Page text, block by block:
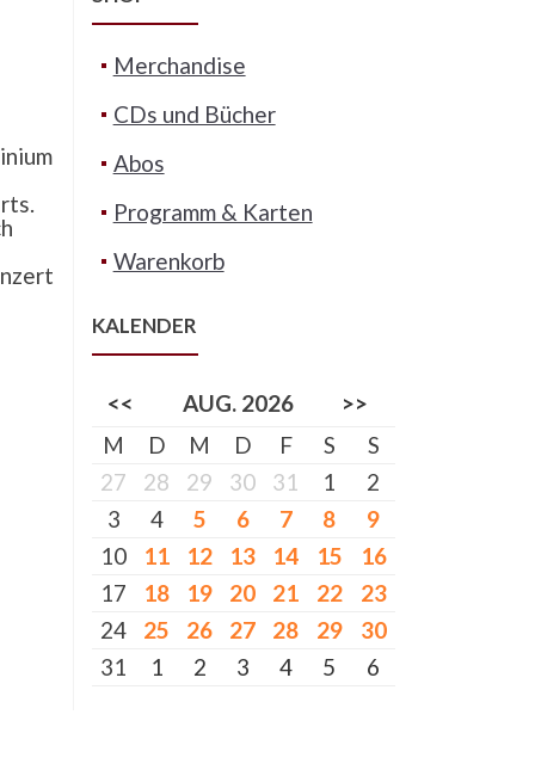
Merchandise
CDs und Bücher
Abos
Programm & Karten
Warenkorb
KALENDER
<< AUG. 2026
>>
M
D M D F S
S
27
28 29 30 31 1
2
3
4 5 6 7 8
9
10
11 12 13 14 15
16
17
18 19 20 21 22
23
24
25 26 27 28 29
30
31
1 2 3 4 5 6